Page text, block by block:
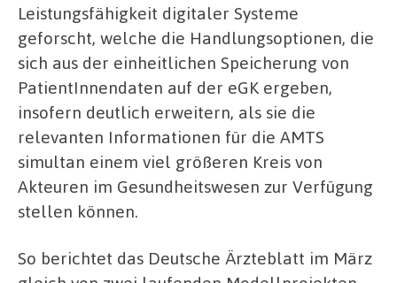
Leistungsfähigkeit digitaler Systeme
geforscht, welche die Handlungsoptionen, die
sich aus der einheitlichen Speicherung von
PatientInnendaten auf der eGK ergeben,
insofern deutlich erweitern, als sie die
relevanten Informationen für die AMTS
simultan einem viel größeren Kreis von
Akteuren im Gesundheitswesen zur Verfügung
stellen können.
So berichtet das Deutsche Ärzteblatt im März